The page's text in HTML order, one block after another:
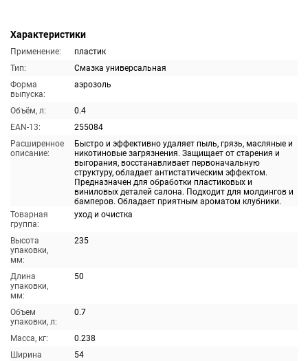
Характеристики
Применение:
пластик
Тип:
Смазка универсальная
Форма
выпуска:
аэрозоль
Объём, л:
0.4
EAN-13:
255084
Расширенное
описание:
Быстро и эффективно удаляет пыль, грязь, масляные и
никотиновые загрязнения. Защищает от старения и
выгорания, восстанавливает первоначальную
структуру, обладает антистатическим эффектом.
Предназначен для обработки пластиковых и
виниловых деталей салона. Подходит для молдингов и
бамперов. Обладает приятным ароматом клубники.
Товарная
группа:
уход и очистка
Высота
упаковки,
мм:
235
Длина
упаковки,
мм:
50
Объем
упаковки, л:
0.7
Масса, кг:
0.238
Ширина
54